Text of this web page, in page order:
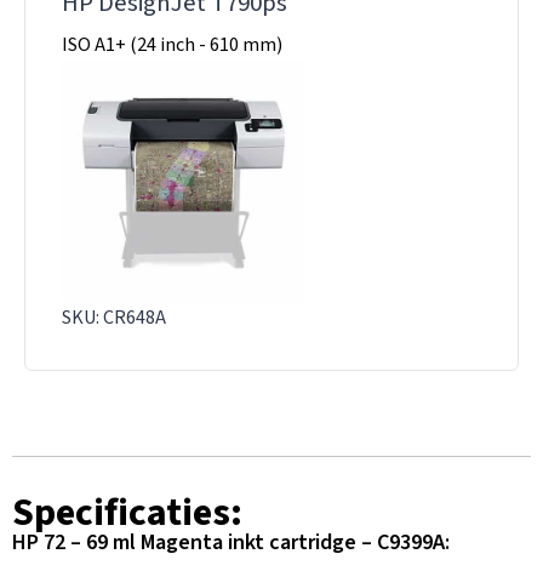
ISO A1+ (24 inch - 610 mm)
SKU: CR648A
Specificaties:
HP 72 – 69 ml Magenta inkt cartridge – C9399A: